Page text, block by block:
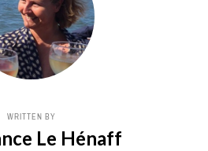
WRITTEN BY
Le Hénaff